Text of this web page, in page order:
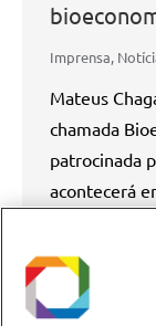
Imprensa,
Mateus
chamada
patrocinada
acontecerá
Laboratório
Nacional de
(LNBR/